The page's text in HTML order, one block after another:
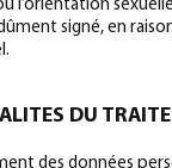
l’orientation
signé, en
DU
des données